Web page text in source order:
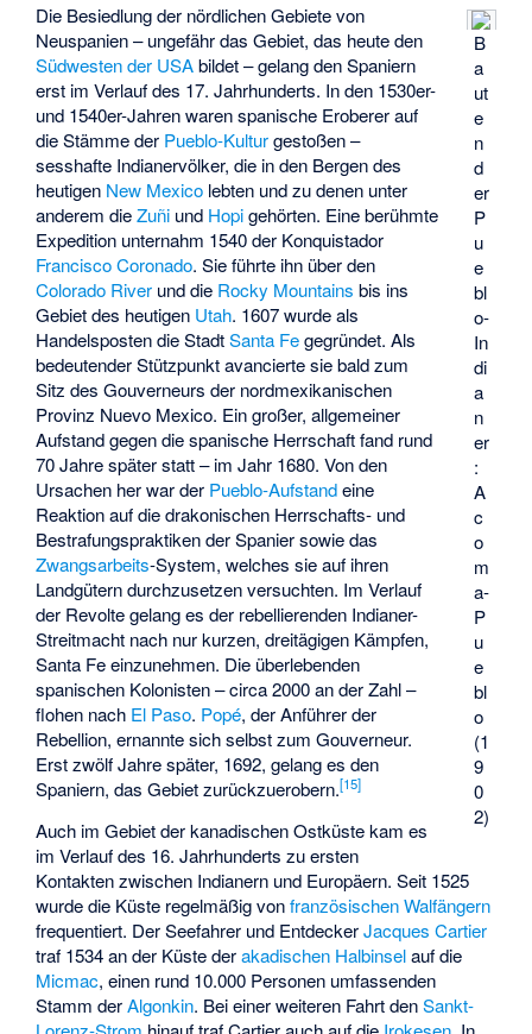
B
a
ut
e
n
d
er
P
u
e
bl
o-
In
di
a
n
er
:
A
c
o
m
a-
P
u
e
bl
o
(1
9
0
2)
Die Besiedlung der nördlichen Gebiete von
Neuspanien – ungefähr das Gebiet, das heute den
Südwesten der USAbildet – gelang den Spaniern
erst im Verlauf des 17. Jahrhunderts. In den 1530er-
und 1540er-Jahren waren spanische Eroberer auf
die Stämme der Pueblo-Kulturgestoßen –
sesshafte Indianervölker, die in den Bergen des
heutigen New Mexico lebten und zu denen unter
anderem dieZuñi und Hopigehörten. Eine berühmte
Expedition unternahm 1540 der Konquistador
Francisco Coronado. Sie führte ihn über den
Colorado River und die Rocky Mountains bis ins
Gebiet des heutigen Utah. 1607 wurde als
Handelsposten die StadtSanta Fegegründet. Als
bedeutender Stützpunkt avancierte sie bald zum
Sitz des Gouverneurs der nordmexikanischen
Provinz Nuevo Mexico. Ein großer, allgemeiner
Aufstand gegen die spanische Herrschaft fand rund
70 Jahre später statt – im Jahr 1680. Von den
Ursachen her war der Pueblo-Aufstandeine
Reaktion auf die drakonischen Herrschafts- und
Bestrafungspraktiken der Spanier sowie das
Zwangsarbeits-System, welches sie auf ihren
Landgütern durchzusetzen versuchten. Im Verlauf
der Revolte gelang es der rebellierenden Indianer-
Streitmacht nach nur kurzen, dreitägigen Kämpfen,
Santa Fe einzunehmen. Die überlebenden
spanischen Kolonisten – circa 2000 an der Zahl –
flohen nach El Paso. Popé, der Anführer der
Rebellion, ernannte sich selbst zum Gouverneur.
Erst zwölf Jahre später, 1692, gelang es den
Spaniern, das Gebiet zurückzuerobern.[15]
Auch im Gebiet der kanadischen Ostküste kam es
im Verlauf des 16. Jahrhunderts zu ersten
Kontakten zwischen Indianern und Europäern. Seit 1525
wurde die Küste regelmäßig vonfranzösischen Walfängern
frequentiert. Der Seefahrer und EntdeckerJacques Cartier
traf 1534 an der Küste derakadischen Halbinselauf die
Micmac, einen rund 10.000 Personen umfassenden
Stamm derAlgonkin. Bei einer weiteren Fahrt denSankt-